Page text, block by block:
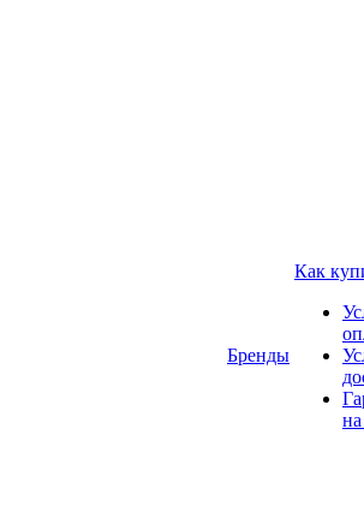
Бренды
Как